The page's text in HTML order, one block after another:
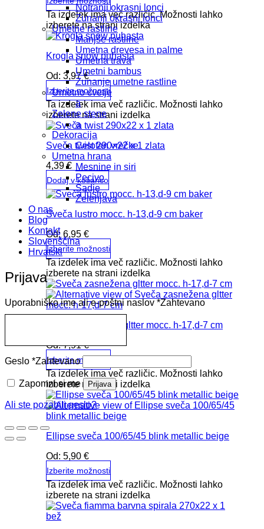
Ta izdelek ima več različic. Možnosti lahko
izberete na strani izdelka
Krogla snow puhasta
Od: 3,97€
Izberite možnosti
Ta izdelek ima več različic. Možnosti lahko
izberete na strani izdelka
Sveča twist 290×22 x 1 zlata
4,39€
Dodaj v košarico
Sveča lustro mocc. h-13,d-9 cm baker
Od: 6,95 €
Izberite možnosti
Ta izdelek ima več različic. Možnosti lahko
izberete na strani izdelka
Sveča zasnežena gltter mocc. h-17,d-7 cm
Od:7,91€
Izberite možnosti
Ta izdelek ima več različic. Možnosti lahko
izberete na strani izdelka
Ellipse sveča 100/65/45 blink metallic beige
Od: 5,90 €
Izberite možnosti
Ta izdelek ima več različic. Možnosti lahko
izberete na strani izdelka
Notranji okrasni lonci
Zunanji okrasni lonci
Umetne rastline
Manjše rastline
Umetna drevesa in palme
Umetna trava
Umetni bambus
Zunanje umetne rastline
Umetno cvetje
a
Zelene stene
a
Dekoracija
Celofan vrečke
Umetna hrana
Mesnine in siri
Pecivo
Sadje
Zelenjava
O nas
Blog
Kontakt
Slovenščina
Hrvatski
Prijava
Uporabniško ime ali e-poštni naslov *Zahtevano
Geslo *Zahtevano
Zapomni si me Prijava
Ali ste pozabili geslo?